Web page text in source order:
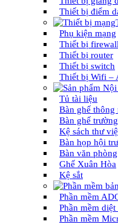
Thiết bị điểm
Phụ kiện mạng
Thiết bị firewall
Thiết bị router
Thiết bị switch
Thiết bị Wifi –
Tủ tài liệu
Bàn ghế thông
Bàn ghế
Kệ sách thư
Bàn họp hội
Bàn văn phòng
Ghế Xuân Hòa
Kệ sắt
Phần mềm
Phần mềm
Phần mềm